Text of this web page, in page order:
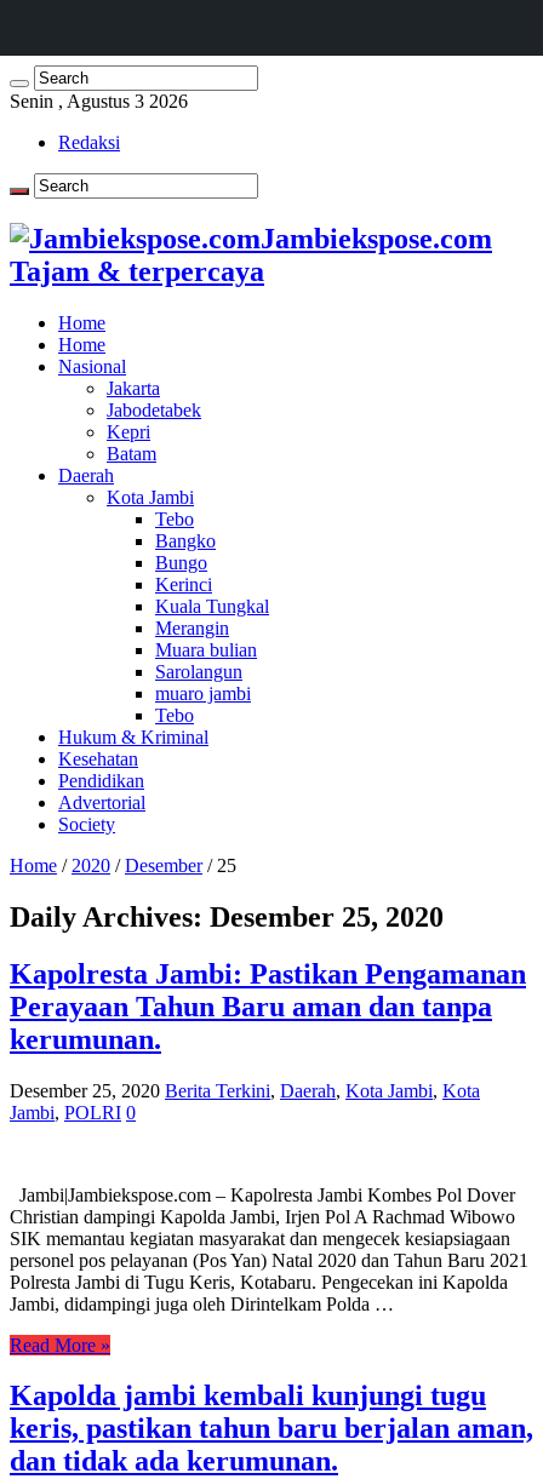
Senin , Agustus 3 2026
Redaksi
Jambiekspose.com
Tajam & terpercaya
Home
Home
Nasional
Jakarta
Jabodetabek
Kepri
Batam
Daerah
Kota Jambi
Tebo
Bangko
Bungo
Kerinci
Kuala Tungkal
Merangin
Muara bulian
Sarolangun
muaro jambi
Tebo
Hukum & Kriminal
Kesehatan
Pendidikan
Advertorial
Society
Home / 2020 / Desember / 25
Daily Archives: Desember 25, 2020
Kapolresta Jambi: Pastikan Pengamanan
Perayaan Tahun Baru aman dan tanpa
kerumunan.
Desember 25, 2020 Berita Terkini, Daerah, Kota Jambi, Kota
Jambi, POLRI 0
Jambi|Jambiekspose.com – Kapolresta Jambi Kombes Pol Dover
Christian dampingi Kapolda Jambi, Irjen Pol A Rachmad Wibowo
SIK memantau kegiatan masyarakat dan mengecek kesiapsiagaan
personel pos pelayanan (Pos Yan) Natal 2020 dan Tahun Baru 2021
Polresta Jambi di Tugu Keris, Kotabaru. Pengecekan ini Kapolda
Jambi, didampingi juga oleh Dirintelkam Polda …
Read More »
Kapolda jambi kembali kunjungi tugu
keris, pastikan tahun baru berjalan aman,
dan tidak ada kerumunan.